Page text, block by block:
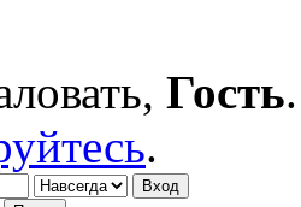
Гость
.